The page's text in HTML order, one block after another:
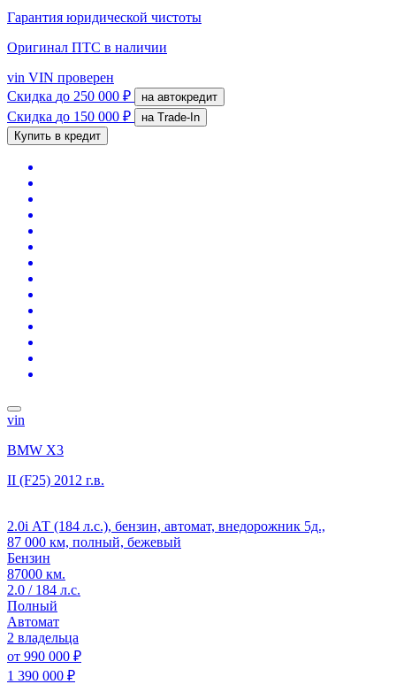
Гарантия юридической чистоты
Оригинал ПТС в наличии
vin VIN проверен
Скидка до 250 000 ₽ на автокредит
Скидка до 150 000 ₽
на Trade-In
Купить в кредит
vin
BMW X3
II (F25) 2012 г.в.
2.0i АТ (184 л.с.), бензин, автомат, внедорожник 5д.,
87 000 км, полный, бежевый
Бензин
87000 км.
2.0 / 184 л.с.
Полный
Автомат
2 владельца
от 990 000 ₽
1 390 000 ₽